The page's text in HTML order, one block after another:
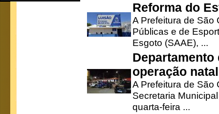
Reforma do
A Prefeitura de São
Públicas e de
Esgoto (SAAE), ...
operação
A Prefeitura de São
Secretaria
quarta-feira ...